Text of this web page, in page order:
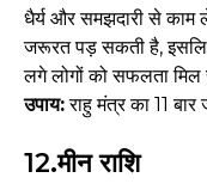
धैर्य और समझदारी से
जरूरत पड़ सकती है,
लगे लोगों को सफलता
उपाय:राहु मंत्र का 11 बार
12.मीन राशि